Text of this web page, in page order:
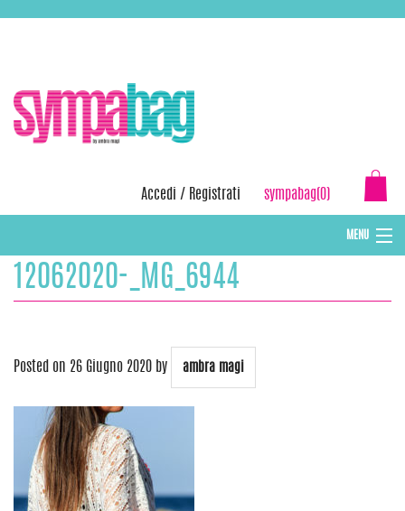
Accedi / Registrati sympabag(0)
MENU
CAPPELLI INVERNALI DONNA
12062020-_MG_6944
Posted on 26 Giugno 2020 by ambra magi